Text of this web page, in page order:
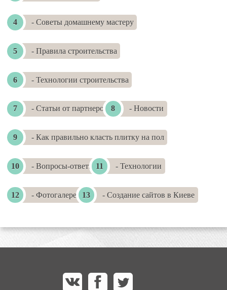
- Советы домашнему мастеру
- Правила строительства
- Технологии строительства
- Статьи от партнеров - Новости
- Как правильно класть плитку на пол
- Вопросы-ответы - Технологии
- Фотогалереи - Создание сайтов в Киеве